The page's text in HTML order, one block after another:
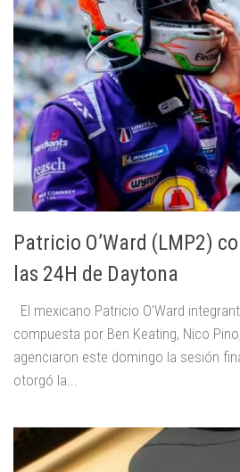
Patricio O’Ward (LMP2)
las 24H de Daytona
El mexicano Patricio O’Ward
compuesta por Ben Keating, Nico
agenciaron este domingo la sesión
otorgó la...